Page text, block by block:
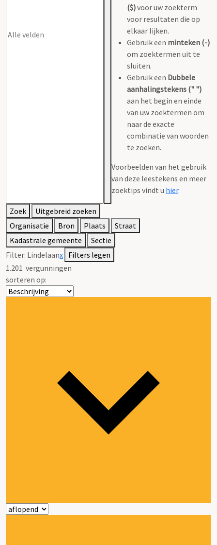
($)voor uw zoekterm
voor resultaten die op
elkaar lijken.
Gebruik een minteken (-)
om zoektermen uit te
sluiten.
Gebruik een Dubbele
aanhalingstekens (" ")
aan het begin en einde
van uw zoektermen om
naar de exacte
combinatie van woorden
te zoeken.
Voorbeelden van het gebruik
van deze leestekens en meer
zoektips vindt u hier.
Zoek
Uitgebreid zoeken
Organisatie
Bron Plaats
Straat
Kadastrale gemeente
Sectie
Filter: Lindelaanx Filters legen
1.201 vergunningen
sorteren op: